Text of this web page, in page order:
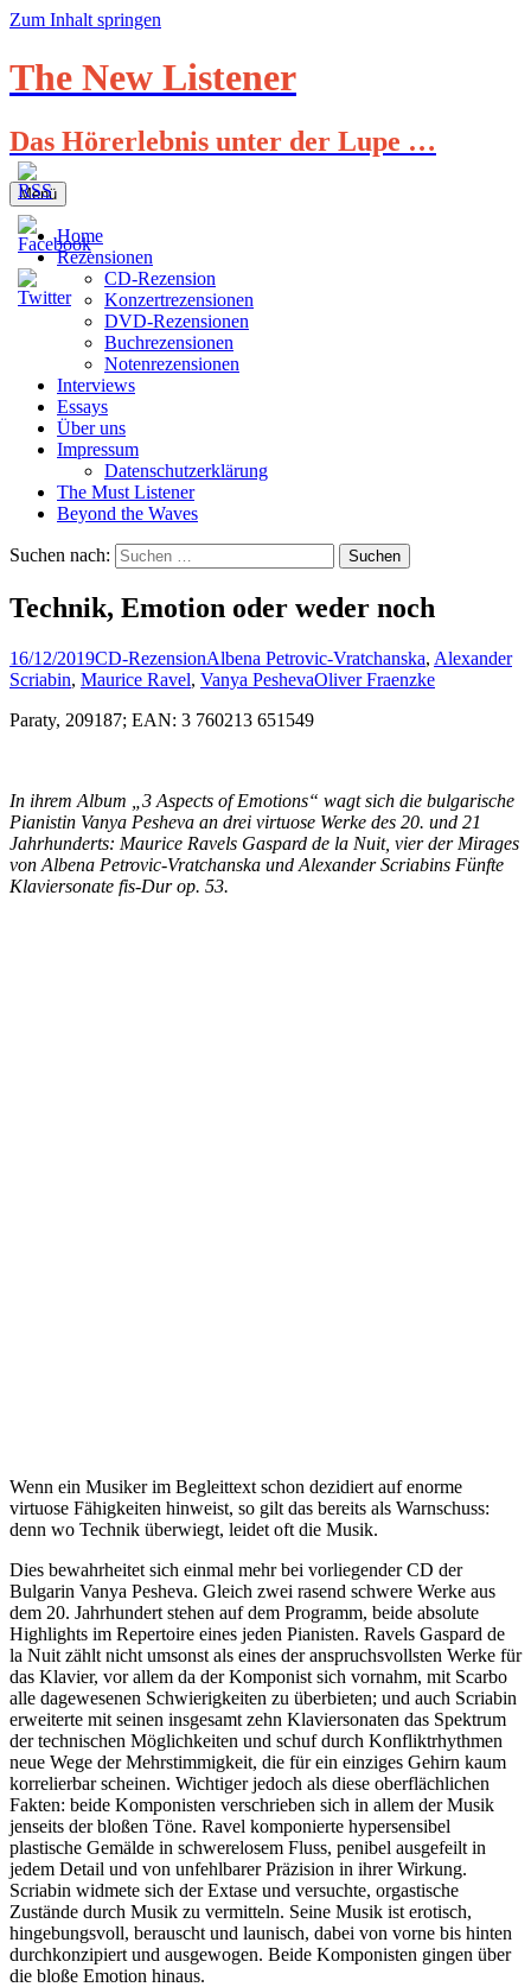
Zum Inhalt springen
The New Listener
Das Hörerlebnis unter der Lupe …
Menü
Home
Rezensionen
CD-Rezension
Konzertrezensionen
DVD-Rezensionen
Buchrezensionen
Notenrezensionen
Interviews
Essays
Über uns
Impressum
Datenschutzerklärung
The Must Listener
Beyond the Waves
Suchen nach:
Technik, Emotion oder weder noch
16/12/2019CD-RezensionAlbena Petrovic-Vratchanska, Alexander
Scriabin, Maurice Ravel, Vanya PeshevaOliver Fraenzke
Paraty, 209187; EAN: 3 760213 651549
In ihrem Album „3 Aspects of Emotions“ wagt sich die bulgarische
Pianistin Vanya Pesheva an drei virtuose Werke des 20. und 21
Jahrhunderts: Maurice Ravels Gaspard de la Nuit, vier der Mirages
von Albena Petrovic-Vratchanska und Alexander Scriabins Fünfte
Klaviersonate fis-Dur op. 53.
Wenn ein Musiker im Begleittext schon dezidiert auf enorme
virtuose Fähigkeiten hinweist, so gilt das bereits als Warnschuss:
denn wo Technik überwiegt, leidet oft die Musik.
Dies bewahrheitet sich einmal mehr bei vorliegender CD der
Bulgarin Vanya Pesheva. Gleich zwei rasend schwere Werke aus
dem 20. Jahrhundert stehen auf dem Programm, beide absolute
Highlights im Repertoire eines jeden Pianisten. Ravels Gaspard de
la Nuit zählt nicht umsonst als eines der anspruchsvollsten Werke für
das Klavier, vor allem da der Komponist sich vornahm, mit Scarbo
alle dagewesenen Schwierigkeiten zu überbieten; und auch Scriabin
erweiterte mit seinen insgesamt zehn Klaviersonaten das Spektrum
der technischen Möglichkeiten und schuf durch Konfliktrhythmen
neue Wege der Mehrstimmigkeit, die für ein einziges Gehirn kaum
korrelierbar scheinen. Wichtiger jedoch als diese oberflächlichen
Fakten: beide Komponisten verschrieben sich in allem der Musik
jenseits der bloßen Töne. Ravel komponierte hypersensibel
plastische Gemälde in schwerelosem Fluss, penibel ausgefeilt in
jedem Detail und von unfehlbarer Präzision in ihrer Wirkung.
Scriabin widmete sich der Extase und versuchte, orgastische
Zustände durch Musik zu vermitteln. Seine Musik ist erotisch,
hingebungsvoll, berauscht und launisch, dabei von vorne bis hinten
durchkonzipiert und ausgewogen. Beide Komponisten gingen über
die bloße Emotion hinaus.